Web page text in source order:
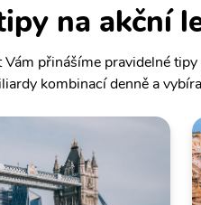
na akční
Vám přinášíme pravidelné
kombinací denně a